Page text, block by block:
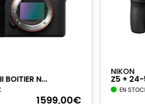
BOITIER N...
1599,00€
NIKON
Z5 +
EN